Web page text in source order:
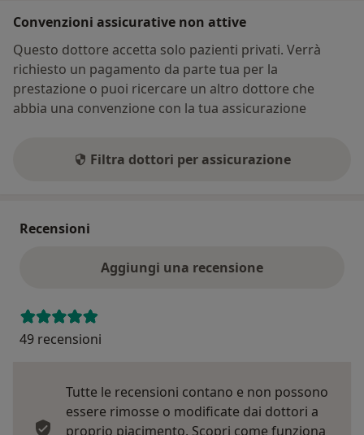
Convenzioni assicurative non attive
Questo dottore accetta solo pazienti privati. Verrà
richiesto un pagamento da parte tua per la
prestazione o puoi ricercare un altro dottore che
abbia una convenzione con la tua assicurazione
Filtra dottori per assicurazione
Recensioni
Aggiungi una recensione
49 recensioni
Tutte le recensioni contano e non possono
essere rimosse o modificate dai dottori a
proprio piacimento. Scopri come funziona